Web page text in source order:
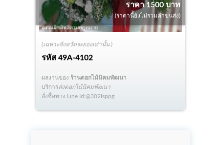
(เฉพาะจังหวัดระยองเท่านั้น )
รหัส49A-4102
ราคา 1500 บาท
(ราคานี้ยังไม่รวมค่าขนส่ง)
ผลงานของ ร้านดอกไม้นิคมพัฒนา
บริการส่งดอกไม้นิคมพัฒนา
สั่งซื้อทาง Line Id:@302lsppg